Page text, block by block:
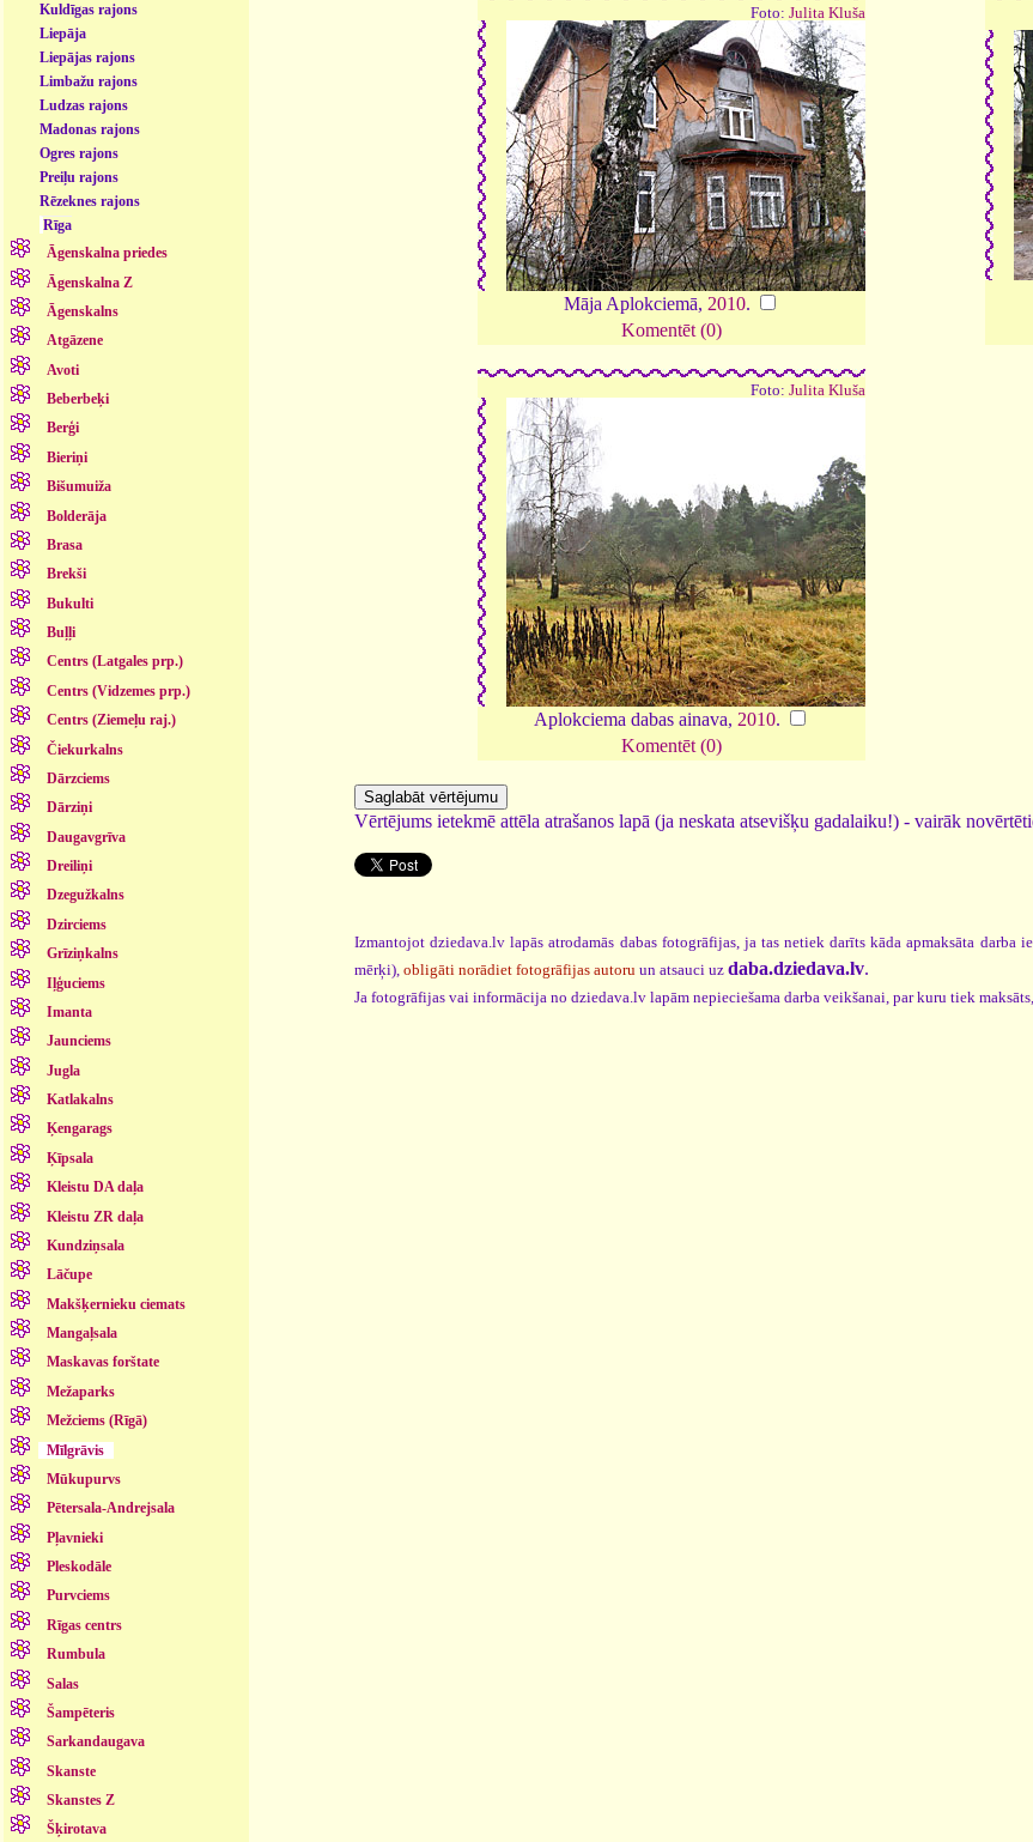
Kuldīgas rajons
Liepāja
Liepājas rajons
Limbažu rajons
Ludzas rajons
Madonas rajons
Ogres rajons
Preiļu rajons
Rēzeknes rajons
Rīga
Āgenskalna priedes
Āgenskalna Z
Āgenskalns
Atgāzene
Avoti
Beberbeķi
Berģi
Bieriņi
Bišumuiža
Bolderāja
Brasa
Brekši
Bukulti
Buļļi
Centrs (Latgales prp.)
Centrs (Vidzemes prp.)
Centrs (Ziemeļu raj.)
Čiekurkalns
Dārzciems
Dārziņi
Daugavgrīva
Dreiliņi
Dzegužkalns
Dzirciems
Grīziņkalns
Iļģuciems
Imanta
Jaunciems
Jugla
Katlakalns
Ķengarags
Ķīpsala
Kleistu DA daļa
Kleistu ZR daļa
Kundziņsala
Lāčupe
Makšķernieku ciemats
Mangaļsala
Maskavas forštate
Mežaparks
Mežciems (Rīgā)
Mīlgrāvis
Mūkupurvs
Pētersala-Andrejsala
Pļavnieki
Pleskodāle
Purvciems
Rīgas centrs
Rumbula
Salas
Šampēteris
Sarkandaugava
Skanste
Skanstes Z
Šķirotava
Foto: Julita Kluša
Māja Aplokciemā, 2010.
Komentēt (0)
Foto: Julita Kluša
Aplokciema dabas ainava, 2010.
Komentēt (0)
Vērtējums ietekmē attēla atrašanos lapā (ja neskata atsevišķu gadalaiku!) - vairāk
Izmantojot dziedava.lv lapās atrodamās dabas fotogrāfijas, ja tas netiek darīts kāda apmaksāta darba
mērķi), obligāti norādiet fotogrāfijas autoru un atsauci uz daba.dziedava.lv.
Ja fotogrāfijas vai informācija no dziedava.lv lapām nepieciešama darba veikšanai, par kuru tiek